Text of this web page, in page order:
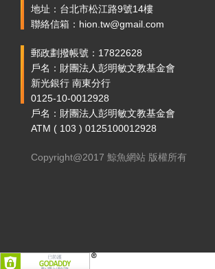
地址：台北市松江路9號14樓
聯絡信箱：hion.tw@gmail.com
郵政劃撥帳號：17822628
戶名：財團法人彭明敏文教基金會
新光銀行 南東分行
0125-10-0012928
戶名：財團法人彭明敏文教基金會
ATM ( 103 ) 0125100012928
Copyright@2017 鯨魚網站 版權所有